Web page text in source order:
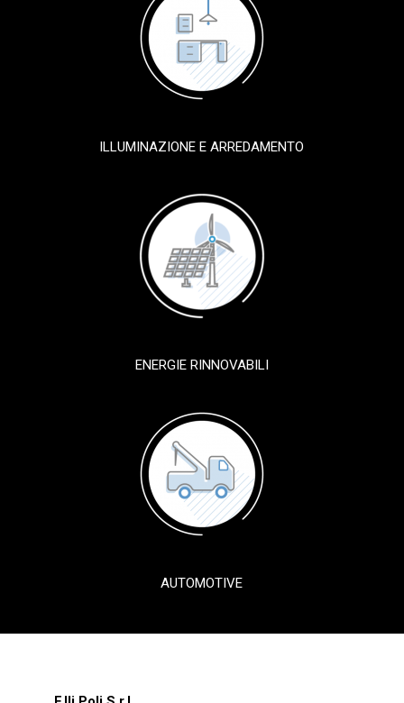
ILLUMINAZIONE E ARREDAMENTO
ENERGIE RINNOVABILI
AUTOMOTIVE